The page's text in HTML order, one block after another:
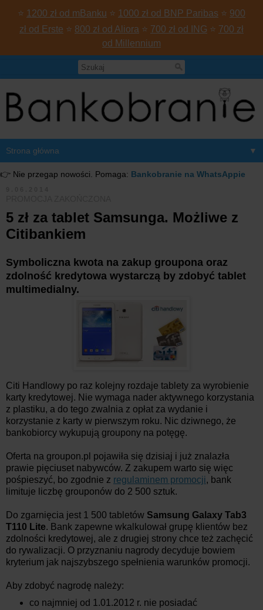
⭐ 1200 zł od mBanku ⭐ 1000 zł od BNP Paribas ⭐ 900
zł od Erste ⭐ 800 zł od Aliora ⭐ 700 zł od ING ⭐ 700 zł
od Millennium
▼
👉 Nie przegap nowości. Pomaga: Bankobranie na WhatsAppie
5 zł za tablet Samsunga. Możliwe z
Citibankiem
Symboliczna kwota na zakup groupona oraz
zdolność kredytowa wystarczą by zdobyć tablet
multimedialny.
Citi Handlowy po raz kolejny rozdaje tablety za wyrobienie
karty kredytowej. Nie wymaga nader aktywnego korzystania
z plastiku, a do tego zwalnia z opłat za wydanie i
korzystanie z karty w pierwszym roku. Nic dziwnego, że
bankobiorcy wykupują groupony na potęgę.
Oferta na groupon.pl pojawiła się dzisiaj i już znalazła
prawie pięciuset nabywców. Z zakupem warto się więc
pośpieszyć, bo zgodnie z regulaminem promocji, bank
limituje liczbę grouponów do 2 500 sztuk.
Do zgarnięcia jest 1 500 tabletów Samsung Galaxy Tab3
T110 Lite. Bank zapewne wkalkulował grupę klientów bez
zdolności kredytowej, ale z drugiej strony chce też zachęcić
do rywalizacji. O przyznaniu nagrody decyduje bowiem
kryterium jak najszybszego spełnienia warunków promocji.
Aby zdobyć nagrodę należy:
co najmniej od 1.01.2012 r. nie posiadać